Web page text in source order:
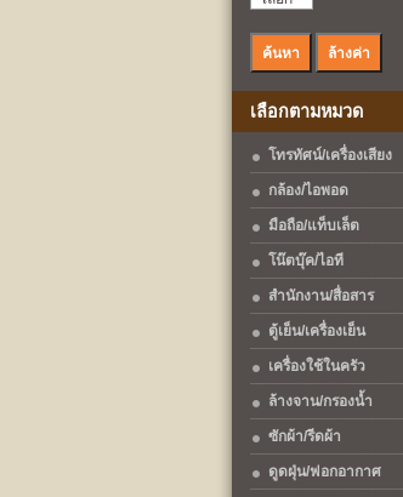
เลือกตามหมวด
โทรทัศน์/เครื่องเสียง
กล้อง/ไอพอด
มือถือ/แท็บเล็ต
โน๊ตบุ๊ค/ไอที
สำนักงาน/สื่อสาร
ตู้เย็น/เครื่องเย็น
เครื่องใช้ในครัว
ล้างจาน/กรองน้ำ
ซักผ้า/รีดผ้า
ดูดฝุ่น/ฟอกอากาศ